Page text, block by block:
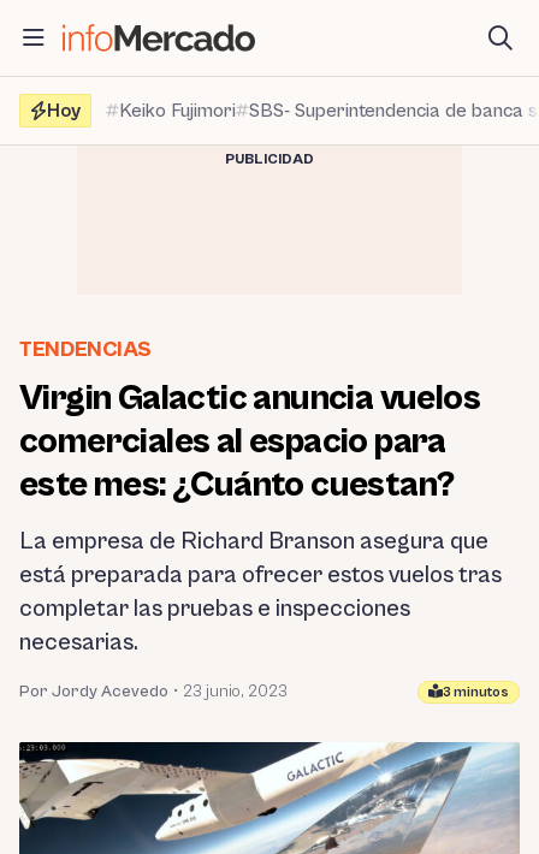
contenido
Hoy
Keiko Fujimori SBS- Superintendencia de banca
PUBLICIDAD
TENDENCIAS
Virgin Galactic anuncia vuelos
comerciales al espacio para
este mes: ¿Cuánto cuestan?
La empresa de Richard Branson asegura que
está preparada para ofrecer estos vuelos tras
completar las pruebas e inspecciones
necesarias.
Por Jordy Acevedo • 23 junio, 2023 3 minutos